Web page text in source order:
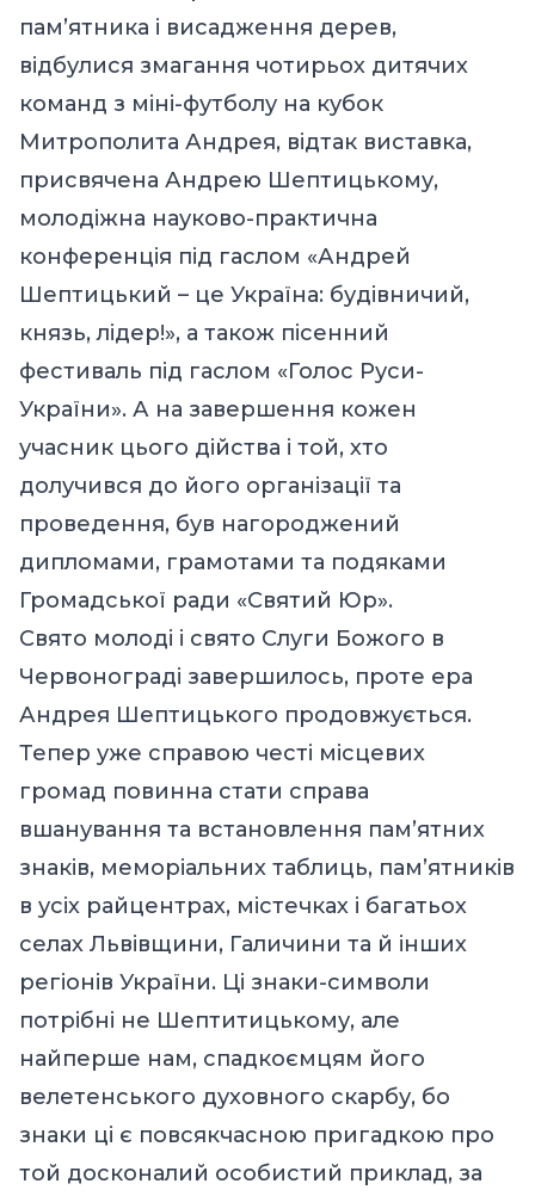
пам’ятника і висадження дерев,
відбулися змагання чотирьох дитячих
команд з міні-футболу на кубок
Митрополита Андрея, відтак виставка,
присвячена Андрею Шептицькому,
молодіжна науково-практична
конференція під гаслом «Андрей
Шептицький – це Україна: будівничий,
князь, лідер!», а також пісенний
фестиваль під гаслом «Голос Руси-
України». А на завершення кожен
учасник цього дійства і той, хто
долучився до його організації та
проведення, був нагороджений
дипломами, грамотами та подяками
Громадської ради «Святий Юр».
Свято молоді і свято Слуги Божого в
Червонограді завершилось, проте ера
Андрея Шептицького продовжується.
Тепер уже справою честі місцевих
громад повинна стати справа
вшанування та встановлення пам’ятних
знаків, меморіальних таблиць, пам’ятників
в усіх райцентрах, містечках і багатьох
селах Львівщини, Галичини та й інших
регіонів України. Ці знаки-символи
потрібні не Шептитицькому, але
найперше нам, спадкоємцям його
велетенського духовного скарбу, бо
знаки ці є повсякчасною пригадкою про
той досконалий особистий приклад, за